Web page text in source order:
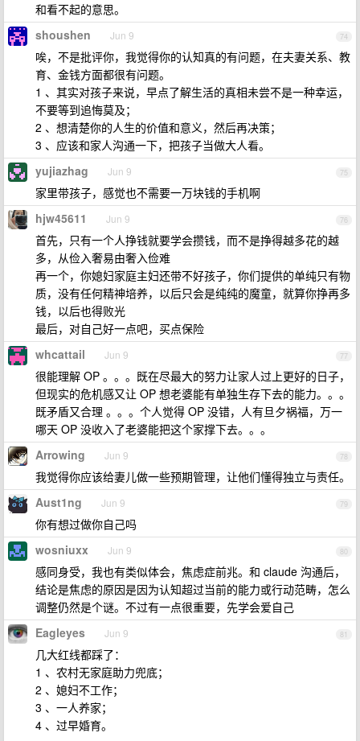
和看不起的意思。
74
shoushen Jun 9
唉，不是批评你，我觉得你的认知真的有问题，在夫妻关系、教
育、金钱方面都很有问题。
1 、其实对孩子来说，早点了解生活的真相未尝不是一种幸运，
不要等到追悔莫及；
2 、想清楚你的人生的价值和意义，然后再决策；
3 、应该和家人沟通一下，把孩子当做大人看。
75
yujiazhag Jun 9
家里带孩子，感觉也不需要一万块钱的手机啊
76
hjw45611 Jun 9
首先，只有一个人挣钱就要学会攒钱，而不是挣得越多花的越
多，从俭入奢易由奢入俭难
再一个，你媳妇家庭主妇还带不好孩子，你们提供的单纯只有物
质，没有任何精神培养，以后只会是纯纯的魔童，就算你挣再多
钱，以后也得败光
最后，对自己好一点吧，买点保险
77
whcattail Jun 9
很能理解 OP 。。。既在尽最大的努力让家人过上更好的日子，
但现实的危机感又让 OP 想老婆能有单独生存下去的能力。。。
既矛盾又合理 。。。个人觉得 OP 没错，人有旦夕祸福，万一
哪天 OP 没收入了老婆能把这个家撑下去。。。
78
Arrowing Jun 9
我觉得你应该给妻儿做一些预期管理，让他们懂得独立与责任。
79
Aust1ng Jun 9
你有想过做你自己吗
80
wosniuxx Jun 9
感同身受，我也有类似体会，焦虑症前兆。和 claude 沟通后，
结论是焦虑的原因是因为认知超过当前的能力或行动范畴，怎么
调整仍然是个谜。不过有一点很重要，先学会爱自己
81
Eagleyes Jun 9
几大红线都踩了：
1 、农村无家庭助力兜底；
2 、媳妇不工作；
3 、一人养家；
4 、过早婚育。